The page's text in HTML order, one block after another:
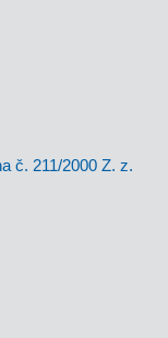
č. 211/2000 Z. z.